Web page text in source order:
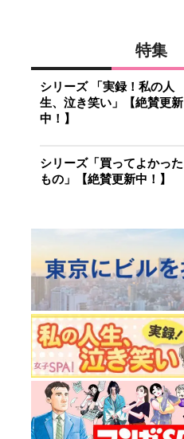
特集
シリーズ 「実録！私の人
生、泣き笑い」【絶賛更新
中！】
シリーズ「買ってよかった
もの」【絶賛更新中！】